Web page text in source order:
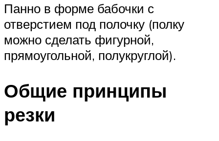
Панно в форме бабочки с
отверстием под полочку (полку
можно сделать фигурной,
прямоугольной, полукруглой).
Общие принципы
резки